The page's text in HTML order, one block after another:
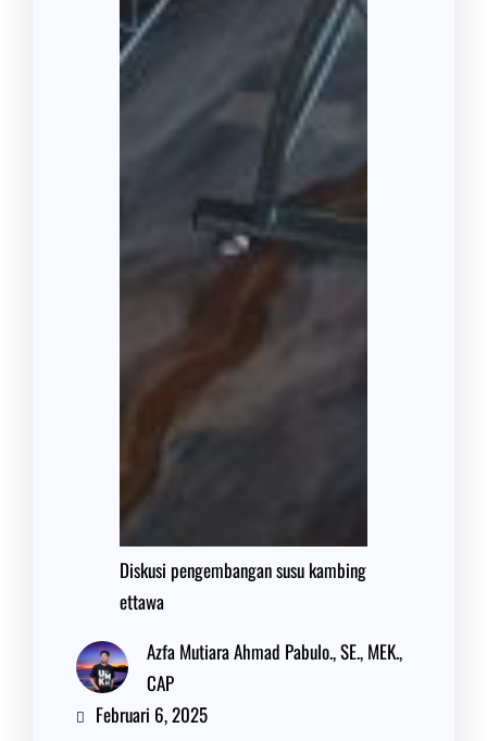
Diskusi pengembangan susu kambing
ettawa
Azfa Mutiara Ahmad Pabulo., SE., MEK.,
CAP
Februari 6, 2025